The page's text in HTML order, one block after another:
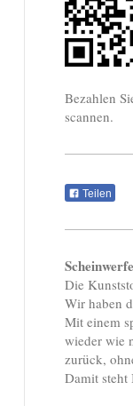
Bezahlen
scannen.
Teilen
Die
Wir haben
Mit einem
wieder wie
zurück,
Damit steht